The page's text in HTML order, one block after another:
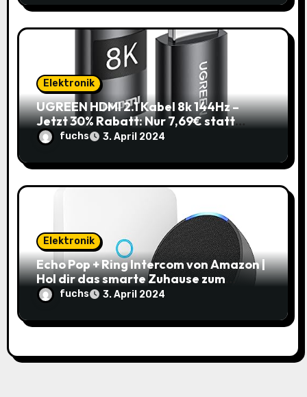
Elektronik
UGREEN HDMI 2.1 Kabel 8k 144Hz –
Jetzt 30% Rabatt: Nur 7,69€ statt
10,99€
fuchs 3. April 2024
Elektronik
Echo Pop + Ring Intercom von Amazon |
Hol dir das smarte Zuhause zum
Schnäppchenpreis!
fuchs 3. April 2024